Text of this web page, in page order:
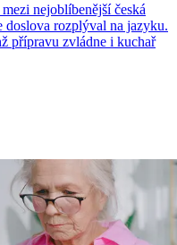
nejoblíbenější česká
doslova rozplýval na jazyku.
přípravu zvládne i kuchař